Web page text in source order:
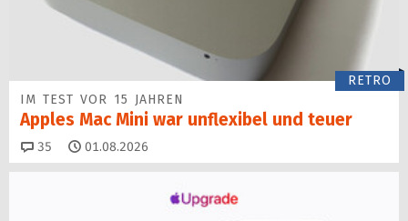
RETRO
IM TEST VOR 15 JAHREN
Apples Mac Mini war unflexibel und teuer
35 Kommentare
01.08.2026